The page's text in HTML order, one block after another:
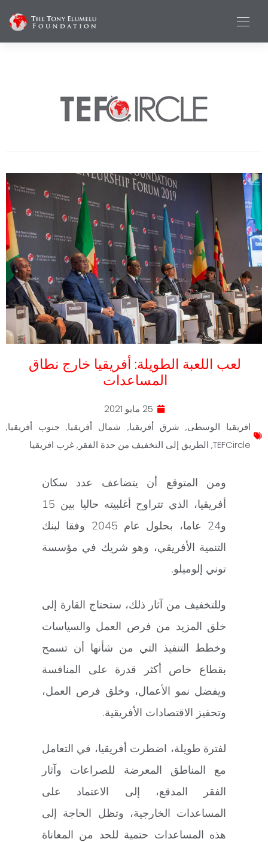
لعب اللعبة الطويلة: أفريقيا خارج نطاق
المساعدات
25 مايو 2021
افريقيا الوسطى, شرق أفريقيا, شمال أفريقيا, جنوب أفريقيا,
TEFCircle
, الطريق إلى التخفيف من حدة الفقر ,غرب افريقيا
ومن المتوقع أن يتضاعف عدد سكان
أفريقيا، الذي تتراوح أغلبيته حاليا بين 15
و24 عاما، بحلول عام 2045 وفقا لبنك
التنمية الأفريقي، وهو شريك في مؤسسة
توني إلوميلو.
وللتخفيف من آثار ذلك، ستحتاج القارة إلى
خلق المزيد من فرص العمل والسياسات
وخطط التنفيذ التي من شأنها أن تسمح
بقطاع خاص أكثر قدرة على المنافسة
ويفضل نمو الأعمال، وخلق فرص العمل،
وتحفيز الاقتصادات الأفريقية.
لفترة طويلة، اضطرت أفريقيا، في التعامل
مع المناطق المعرضة للصراعات وآثار
الفقر المدقع، إلى الاعتماد على
المساعدات الخارجية، وتظل الحاجة إلى
هذه المساعدات حتمية للحد من المعاناة